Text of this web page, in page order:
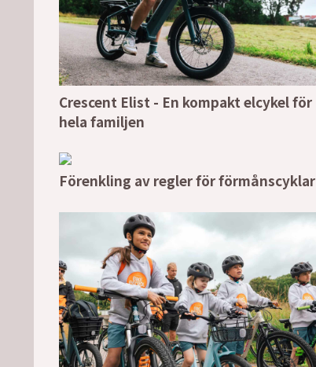
Crescent Elist - En kompakt elcykel för
hela familjen
Förenkling av regler för förmånscyklar